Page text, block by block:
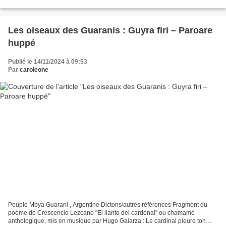
Les oiseaux des Guaranis : Guyra firi – Paroare
huppé
Publié le 14/11/2024 à 09:53
Par caroleone
Peuple Mbya Guarani , Argentine Dictons/autres références Fragment du
poème de Crescencio Lezcano "El llanto del cardenal" ou chamamé
anthologique, mis en musique par Hugo Galarza : Le cardinal pleure ton